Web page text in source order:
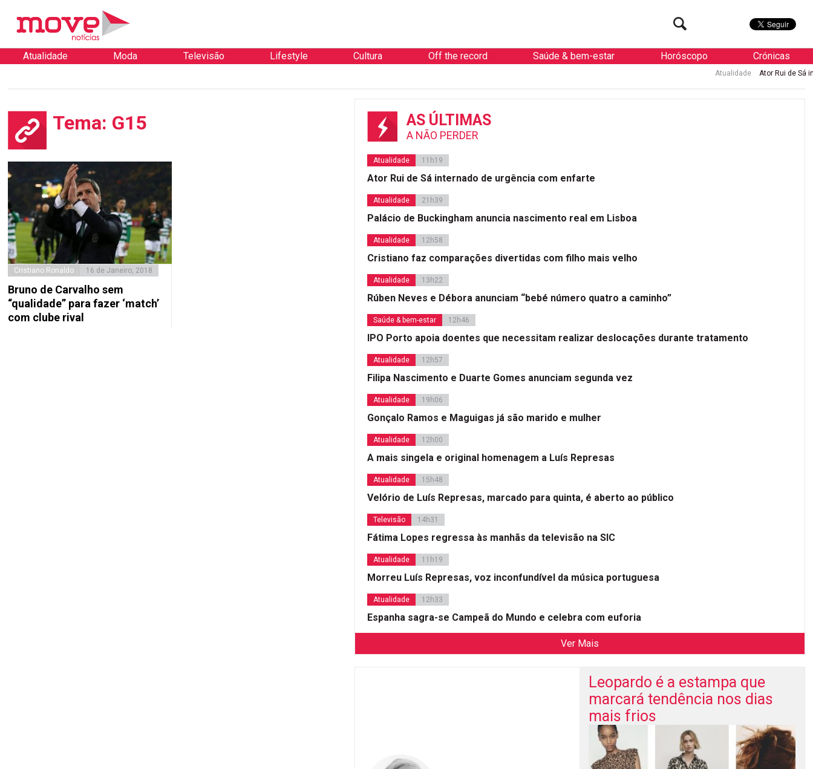
Atualidade Moda Televisão Lifestyle Cultura Off the record Saúde & bem-estar Horóscopo Crónicas
Atualidade Ator Rui de Sá
Tema: G15
Cristiano Ronaldo 16 de Janeiro, 2018
Bruno de Carvalho sem
“qualidade” para fazer ‘match’
com clube rival
AS ÚLTIMAS
A NÃO PERDER
Atualidade 11h19
Ator Rui de Sá internado de urgência com enfarte
Atualidade 21h39
Palácio de Buckingham anuncia nascimento real em Lisboa
Atualidade 12h58
Cristiano faz comparações divertidas com filho mais velho
Atualidade 13h22
Rúben Neves e Débora anunciam “bebé número quatro a caminho”
Saúde & bem-estar 12h46
IPO Porto apoia doentes que necessitam realizar deslocações durante tratamento
Atualidade 12h57
Filipa Nascimento e Duarte Gomes anunciam segunda vez
Atualidade 19h06
Gonçalo Ramos e Maguigas já são marido e mulher
Atualidade 12h00
A mais singela e original homenagem a Luís Represas
Atualidade 15h48
Velório de Luís Represas, marcado para quinta, é aberto ao público
Televisão 14h31
Fátima Lopes regressa às manhãs da televisão na SIC
Atualidade 11h19
Morreu Luís Represas, voz inconfundível da música portuguesa
Atualidade 12h33
Espanha sagra-se Campeã do Mundo e celebra com euforia
Ver Mais
Leopardo é a estampa que
marcará tendência nos dias
mais frios